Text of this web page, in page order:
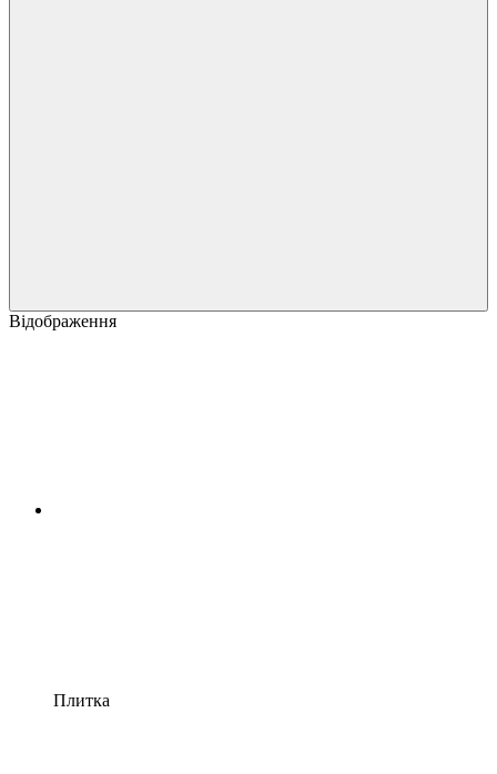
Відображення
Плитка